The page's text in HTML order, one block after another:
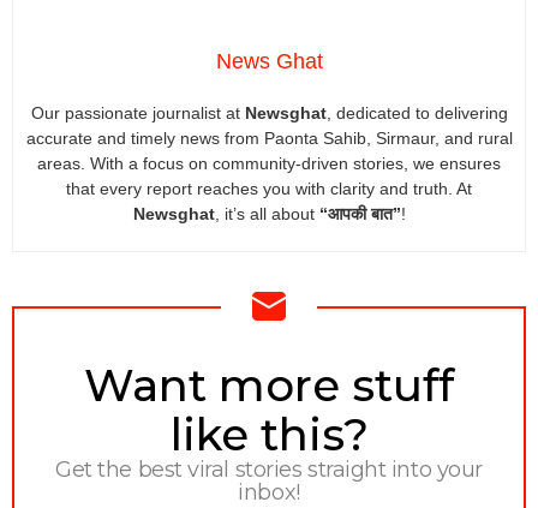
News Ghat
Our passionate journalist at Newsghat, dedicated to delivering
accurate and timely news from Paonta Sahib, Sirmaur, and rural
areas. With a focus on community-driven stories, we ensures
that every report reaches you with clarity and truth. At
Newsghat, it’s all about “आपकी बात”!
NEWSLETTER
Want more stuff
like this?
Get the best viral stories straight into your
inbox!